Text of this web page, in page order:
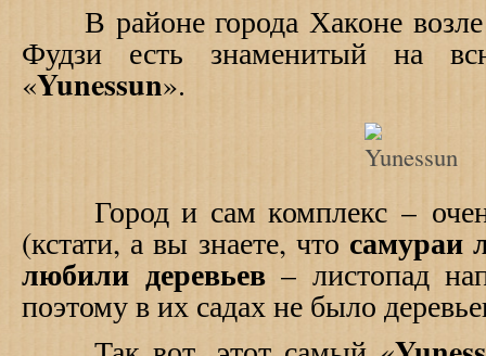
В районе города Хаконе возле
Фудзи есть знаменитый на
«Yunessun».
Город и сам комплекс–
(кстати, а вы знаете, что самураи
любили деревьев– листопад
поэтому в их садах не было